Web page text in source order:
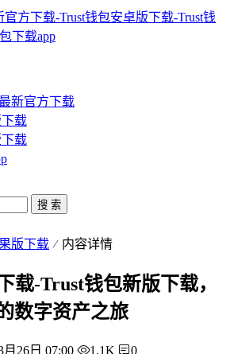
新官方下载
载
载
搜 索
版下载 内容详情
载-Trust钱包新版下载，
数字资产之旅
月26日 07:00 1.1K 0